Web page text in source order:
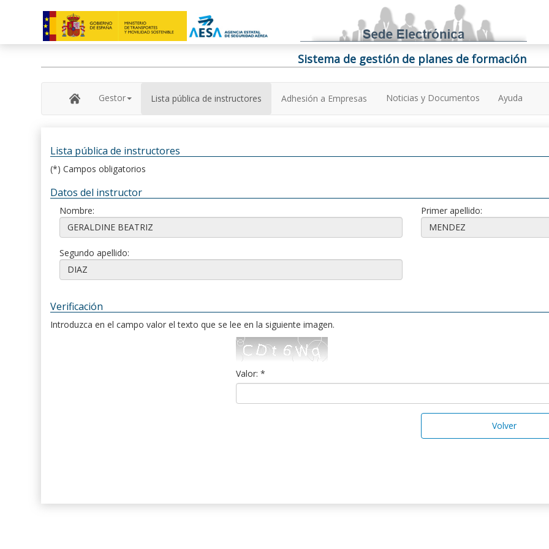
Sistema de gestión de planes de formación
Gestor Lista pública de instructores Adhesión a Empresas Noticias y Documentos Ayuda
Lista pública de instructores
(*) Campos obligatorios
Datos del instructor
Nombre: Primer apellido:
Segundo apellido:
Verificación
Introduzca en el campo valor el texto que se lee en la siguiente imagen.
Valor: *
Volver